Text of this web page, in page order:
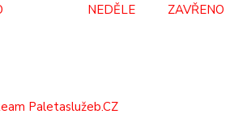
NEDĚLE ZAVŘENO
Paletaslužeb.CZ